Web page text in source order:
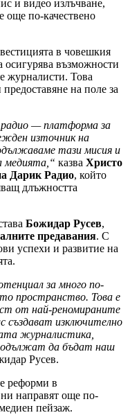
и видео излъчване,
още по-качествено
в човешкия
възможности
журналисти. Това
на поле за
радио — платформа за
източник на
тази мисия и
медията,“ казва Христо
Дарик Радио, който
длъжността
Божидар Русев,
предавания. С
успехи и развитие на
за много по-
пространство. Това е
от най-реномираните
създават изключително
журналистика,
да бъдат наш
Русев.
реформи в
направят още по-
пейзаж.